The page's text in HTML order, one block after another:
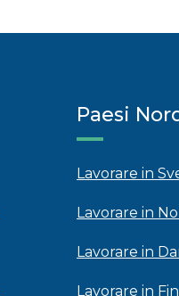
Paesi
Lavorare in
Lavorare in
Lavorare in
Lavorare in